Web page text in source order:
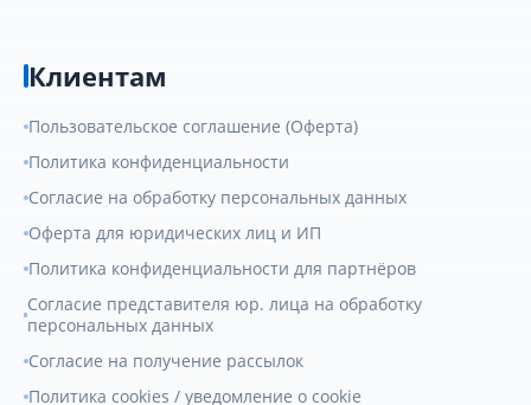
Клиентам
Пользовательское соглашение (Оферта)
Политика конфиденциальности
Согласие на обработку персональных данных
Оферта для юридических лиц и ИП
Политика конфиденциальности для партнёров
Согласие представителя юр. лица на обработку
персональных данных
Согласие на получение рассылок
Политика cookies / уведомление о cookie